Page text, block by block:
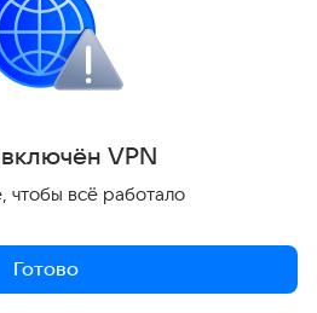
ён VPN
чтобы всё работало
Готово